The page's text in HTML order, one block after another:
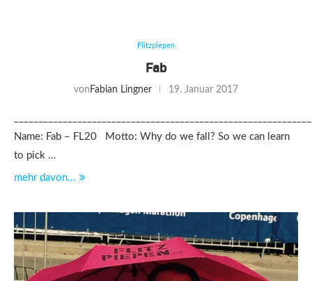
Flitzpiepen
Fab
von Fabian Lingner 19. Januar 2017
Name: Fab – FL20 Motto: Why do we fall? So we can learn
to pick …
mehr davon...